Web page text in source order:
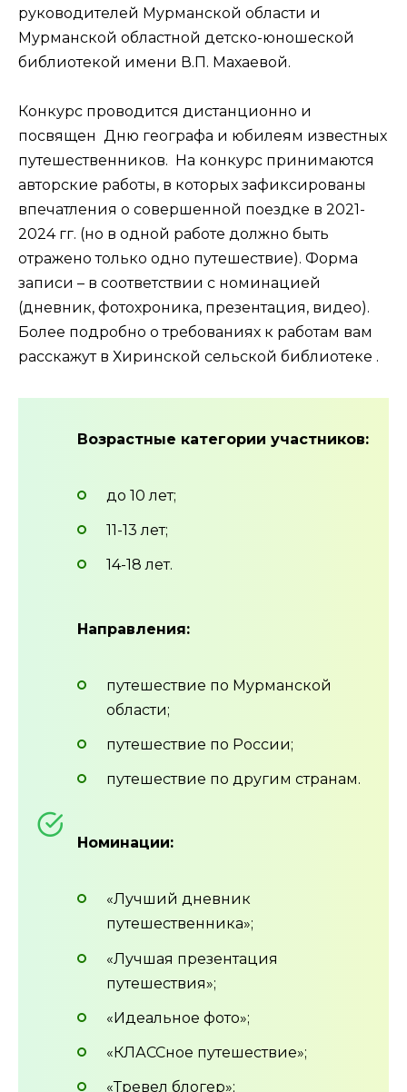
руководителей Мурманской области и
Мурманской областной детско-юношеской
библиотекой имени В.П. Махаевой.
Конкурс проводится дистанционно и
посвящен Дню географа и юбилеям известных
путешественников. На конкурс принимаются
авторские работы, в которых зафиксированы
впечатления о совершенной поездке в 2021-
2024 гг. (но в одной работе должно быть
отражено только одно путешествие). Форма
записи – в соответствии с номинацией
(дневник, фотохроника, презентация, видео).
Более подробно о требованиях к работам вам
расскажут в Хиринской сельской библиотеке .
Возрастные категории участников:
до 10 лет;
11-13 лет;
14-18 лет.
Направления:
путешествие по Мурманской
области;
путешествие по России;
путешествие по другим странам.
Номинации:
«Лучший дневник
путешественника»;
«Лучшая презентация
путешествия»;
«Идеальное фото»;
«КЛАССное путешествие»;
«Тревел блогер»;